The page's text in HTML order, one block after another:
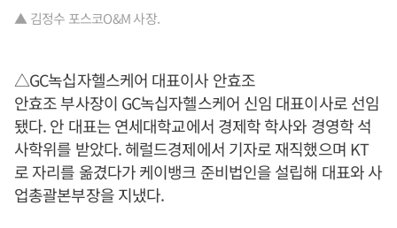
▲ 김정수 포스코O&M 사장.
△GC녹십자헬스케어 대표이사 안효조
안효조 부사장이 GC녹십자헬스케어 신임 대표이사로 선임
됐다. 안 대표는 연세대학교에서 경제학 학사와 경영학 석
사학위를 받았다. 헤럴드경제에서 기자로 재직했으며 KT
로 자리를 옮겼다가 케이뱅크 준비법인을 설립해 대표와 사
업총괄본부장을 지냈다.